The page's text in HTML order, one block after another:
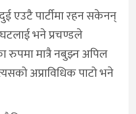
एउटै पार्टीमा रहन सकेनन्
भने प्रचण्डले
रुपमा मात्रै नबुझ्न अपिल
अप्राविधिक पाटो भने